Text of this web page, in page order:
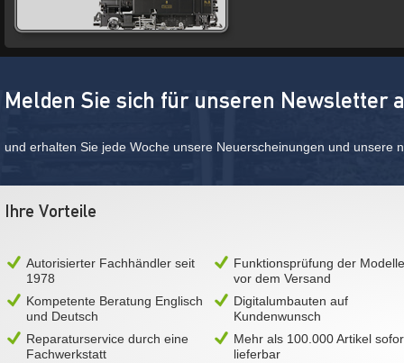
Melden Sie sich für unseren Newsletter
und erhalten Sie jede Woche unsere Neuerscheinungen und unsere
Ihre Vorteile
Autorisierter Fachhändler seit
1978
Funktionsprüfung der Modelle
vor dem Versand
Kompetente Beratung Englisch
und Deutsch
Digitalumbauten auf
Kundenwunsch
Reparaturservice durch eine
Fachwerkstatt
Mehr als 100.000 Artikel
lieferbar